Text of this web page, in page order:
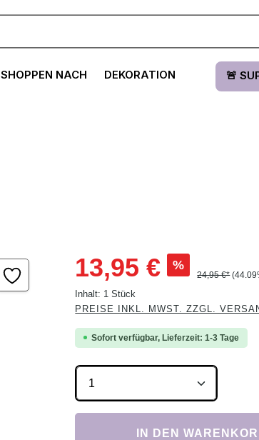
SHOPPEN NACH DEKORATION 🚨
13,95 € %
24,95 €*
Inhalt: 1 Stück
PREISE INKL. MWST. ZZGL.
Sofort verfügbar, Lieferzeit: 1-3 Tage
Produkt Anzahl: Gib
IN DEN